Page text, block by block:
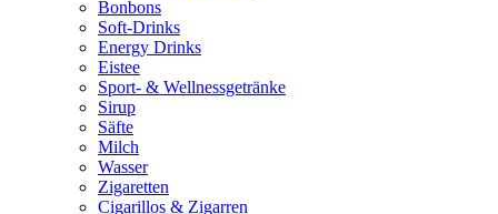
Bonbons
Soft-Drinks
Energy Drinks
Eistee
Sport- & Wellnessgetränke
Sirup
Säfte
Milch
Wasser
Zigaretten
Cigarillos & Zigarren